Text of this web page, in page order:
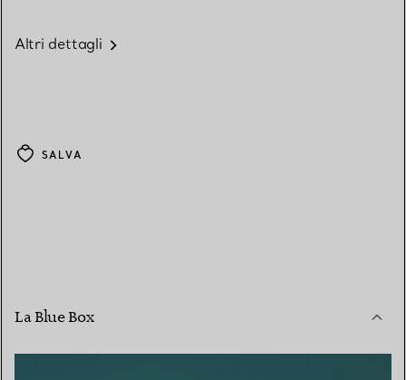
Altri dettagli
SALVA
La Blue Box